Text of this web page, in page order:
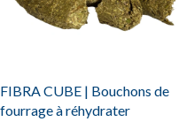
FIBRA CUBE | Bouchons de
fourrage à réhydrater